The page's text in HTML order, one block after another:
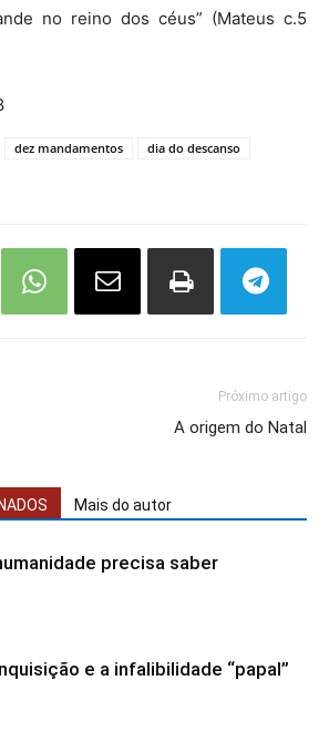
no reino dos céus” (Mateus c.5
dez mandamentos
dia do descanso
Próximo artigo
A origem do Natal
Mais do autor
precisa saber
e a infalibilidade “papal”